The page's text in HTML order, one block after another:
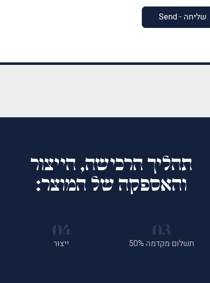
תהליך הרכישה, הייצור
והאספקה של המוצר:
תשלום מקדמה 50% ייצור